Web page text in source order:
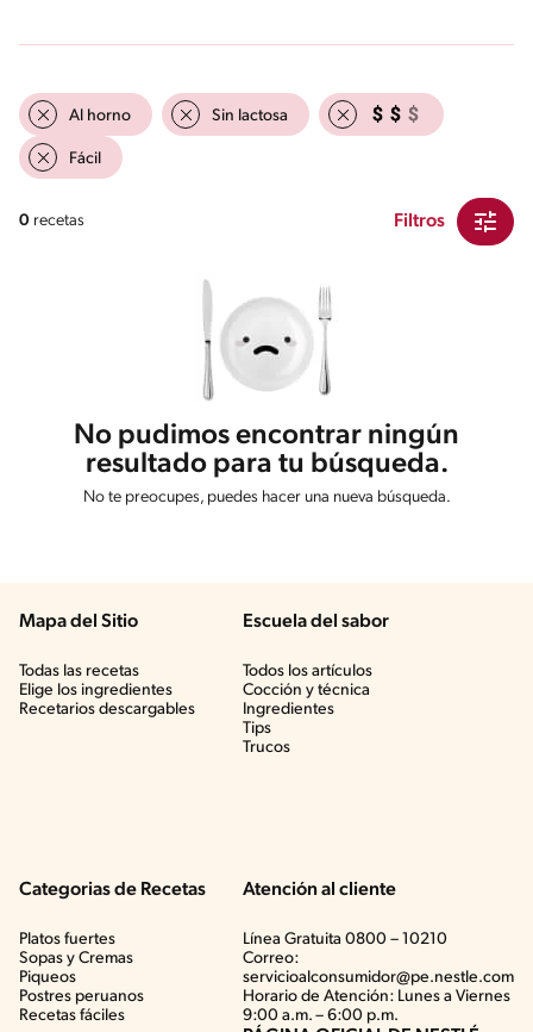
Al horno Sin lactosa
Fácil
0 recetas Filtros
No pudimos encontrar ningún
resultado para tu búsqueda.
No te preocupes, puedes hacer una nueva búsqueda.
Mapa del Sitio
Todas las recetas
Elige los ingredientes
Recetarios descargables
Escuela del sabor
Todos los artículos
Cocción y técnica
Ingredientes
Tips
Trucos
Categorias de Recetas
Platos fuertes
Sopas y Cremas
Piqueos
Postres peruanos
Recetas fáciles
Atención al cliente
Línea Gratuita 0800 – 10210
Correo:
servicioalconsumidor@pe.nestle.com
Horario de Atención: Lunes a Viernes
9:00 a.m. – 6:00 p.m.